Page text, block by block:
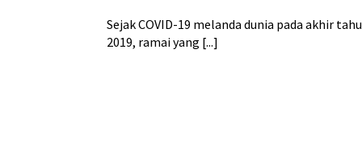
Sejak COVID-19 melanda dunia pada akhir
2019, ramai yang [...]